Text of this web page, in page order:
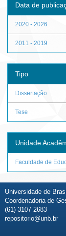
Data de
2020 - 2026
2011 - 2019
Tipo
Dissertação
Tese
Unidade
Faculdade de
Universidade de
Coordenadoria de
(61) 3107-2683
repositorio@unb.br